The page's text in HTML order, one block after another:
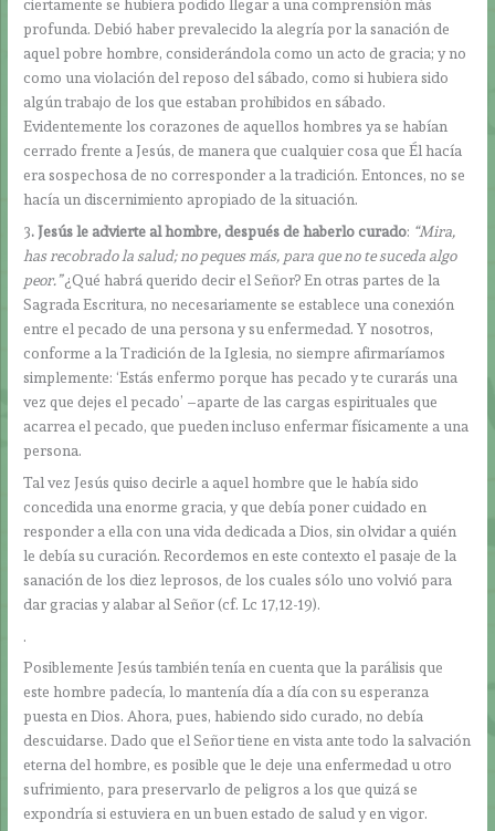
ciertamente se hubiera podido llegar a una comprensión más
profunda. Debió haber prevalecido la alegría por la sanación de
aquel pobre hombre, considerándola como un acto de gracia; y no
como una violación del reposo del sábado, como si hubiera sido
algún trabajo de los que estaban prohibidos en sábado.
Evidentemente los corazones de aquellos hombres ya se habían
cerrado frente a Jesús, de manera que cualquier cosa que Él hacía
era sospechosa de no corresponder a la tradición. Entonces, no se
hacía un discernimiento apropiado de la situación.
3. Jesús le advierte al hombre, después de haberlo curado: “Mira,
has recobrado la salud; no peques más, para que no te suceda algo
peor.”¿Qué habrá querido decir el Señor? En otras partes de la
Sagrada Escritura, no necesariamente se establece una conexión
entre el pecado de una persona y su enfermedad. Y nosotros,
conforme a la Tradición de la Iglesia, no siempre afirmaríamos
simplemente: ‘Estás enfermo porque has pecado y te curarás una
vez que dejes el pecado’ ­­–aparte de las cargas espirituales que
acarrea el pecado, que pueden incluso enfermar físicamente a una
persona.
Tal vez Jesús quiso decirle a aquel hombre que le había sido
concedida una enorme gracia, y que debía poner cuidado en
responder a ella con una vida dedicada a Dios, sin olvidar a quién
le debía su curación. Recordemos en este contexto el pasaje de la
sanación de los diez leprosos, de los cuales sólo uno volvió para
dar gracias y alabar al Señor (cf. Lc 17,12-19).
.
Posiblemente Jesús también tenía en cuenta que la parálisis que
este hombre padecía, lo mantenía día a día con su esperanza
puesta en Dios. Ahora, pues, habiendo sido curado, no debía
descuidarse. Dado que el Señor tiene en vista ante todo la salvación
eterna del hombre, es posible que le deje una enfermedad u otro
sufrimiento, para preservarlo de peligros a los que quizá se
expondría si estuviera en un buen estado de salud y en vigor.